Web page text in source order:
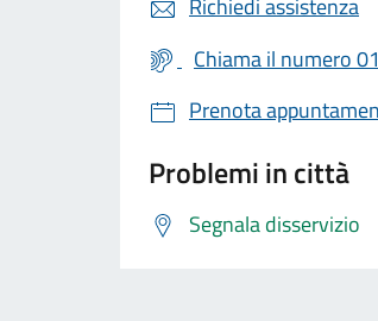
Richiedi assistenza
Chiama il numero
Prenota
Problemi in città
Segnala disservizio